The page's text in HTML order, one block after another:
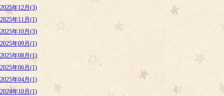
2025年12月(3)
2025年11月(1)
2025年10月(3)
2025年09月(1)
2025年08月(1)
2025年06月(1)
2025年04月(1)
2024年10月(1)